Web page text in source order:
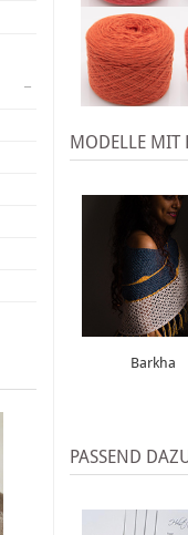
MODELLE MIT
Barkha
PASSEND